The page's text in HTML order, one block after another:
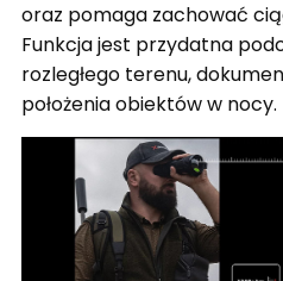
oraz pomaga zachować
Funkcja jest przydatna
rozległego terenu,
położenia obiektów w nocy.